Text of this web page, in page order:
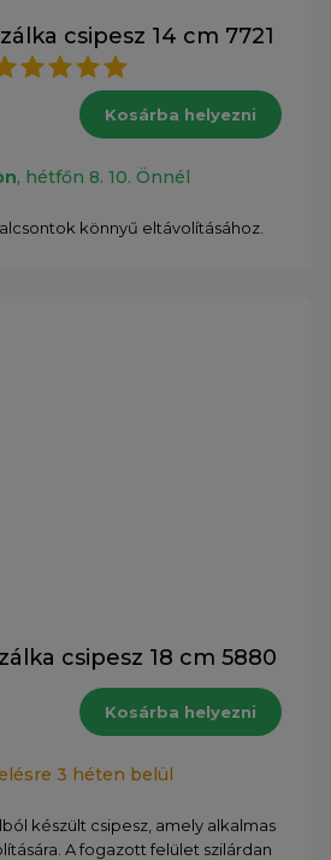
csipesz 14 cm 7721
Kosárba helyezni
, hétfőn 8. 10. Önnél
könnyű eltávolításához.
csipesz 18 cm 5880
Kosárba helyezni
3 héten belül
készült csipesz, amely alkalmas
A fogazott felület szilárdan